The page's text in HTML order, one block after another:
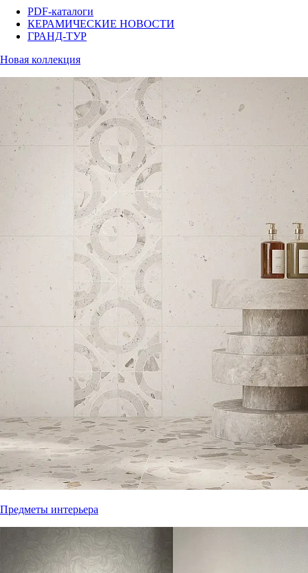
PDF-каталоги
КЕРАМИЧЕСКИЕ НОВОСТИ
ГРАНД-ТУР
Новая коллекция
Предметы интерьера